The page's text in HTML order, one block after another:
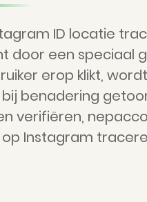
ID locatie
door een speciaal
erop klikt,
benadering
verifiëren,
Instagram